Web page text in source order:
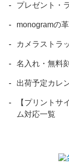
プレゼント・
monogramの
カメラストラ
名入れ・無料
出荷予定カレ
【プリントサ
ム対応一覧